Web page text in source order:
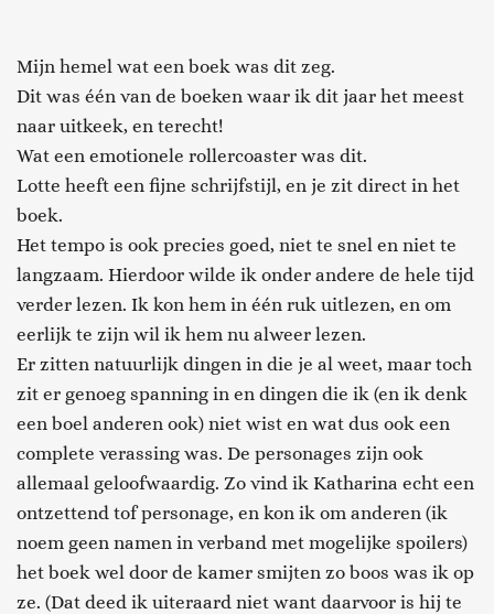
Mijn hemel wat een boek was dit zeg.
Dit was één van de boeken waar ik dit jaar het meest
naar uitkeek, en terecht!
Wat een emotionele rollercoaster was dit.
Lotte heeft een fijne schrijfstijl, en je zit direct in het
boek.
Het tempo is ook precies goed, niet te snel en niet te
langzaam. Hierdoor wilde ik onder andere de hele tijd
verder lezen. Ik kon hem in één ruk uitlezen, en om
eerlijk te zijn wil ik hem nu alweer lezen.
Er zitten natuurlijk dingen in die je al weet, maar toch
zit er genoeg spanning in en dingen die ik (en ik denk
een boel anderen ook) niet wist en wat dus ook een
complete verassing was. De personages zijn ook
allemaal geloofwaardig. Zo vind ik Katharina echt een
ontzettend tof personage, en kon ik om anderen (ik
noem geen namen in verband met mogelijke spoilers)
het boek wel door de kamer smijten zo boos was ik op
ze. (Dat deed ik uiteraard niet want daarvoor is hij te